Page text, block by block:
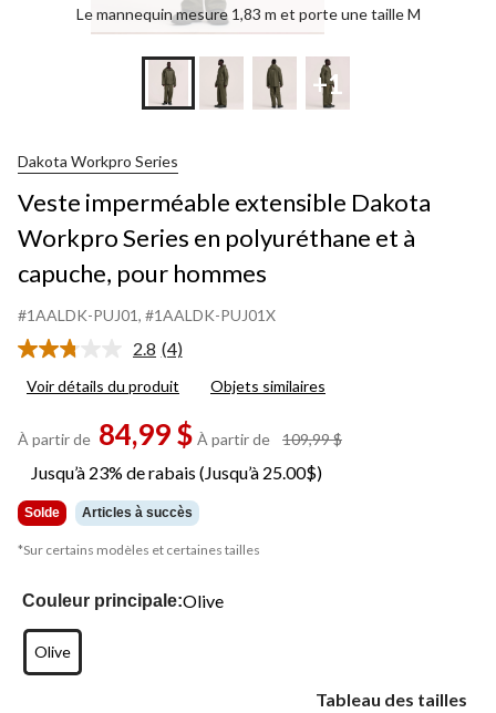
Le mannequin mesure 1,83 m et porte une taille M
+1
Dakota Workpro Series
Veste imperméable extensible Dakota
Workpro Series en polyuréthane et à
capuche, pour hommes
#1AALDK-PUJ01, #1AALDK-PUJ01X
2.8 Lire
4
Lien
vers
la
même
page.
(4)
Voir détails du produit Objets similaires
À partir de 84,99 $ À partir de 109,99 $
Jusqu’à 23% de rabais (Jusqu’à 25.00$)
Solde Articles à succès
*Sur certains modèles et certaines tailles
Couleur principale:Olive
Olive
Tableau des tailles